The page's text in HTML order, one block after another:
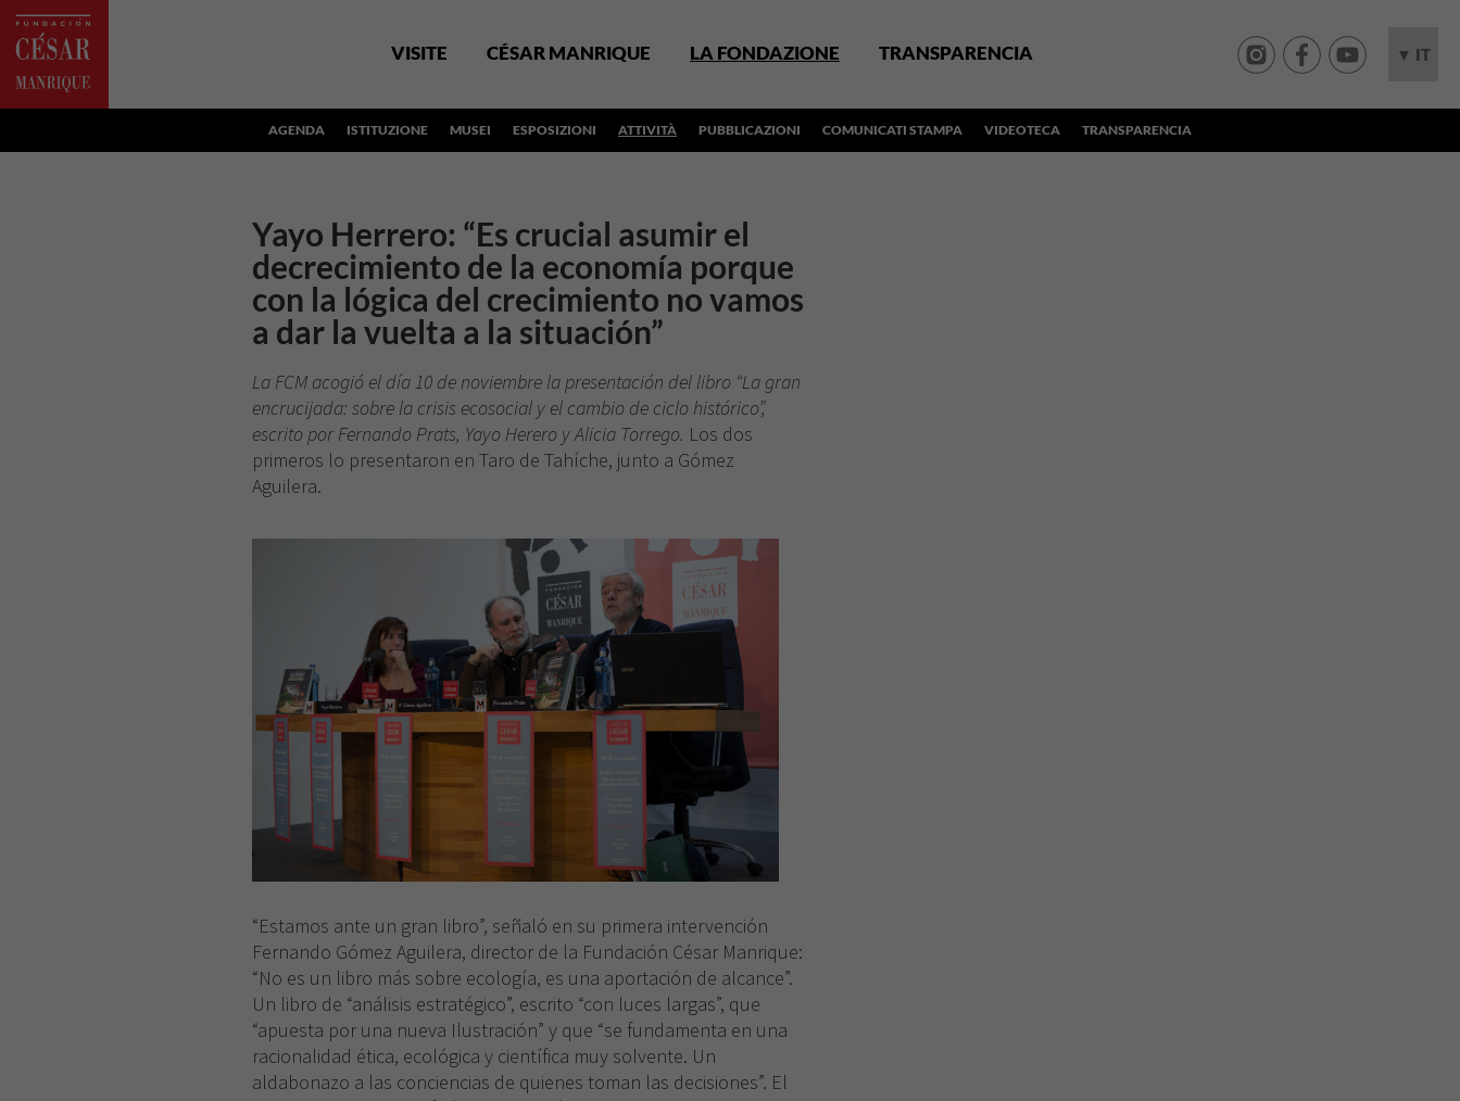
VISITE CÉSAR MANRIQUE LA FONDAZIONE TRANSPARENCIA ▼ IT
AGENDA ISTITUZIONE MUSEI ESPOSIZIONI ATTIVITÀ PUBBLICAZIONI COMUNICATI STAMPA VIDEOTECA TRANSPARENCIA
Yayo Herrero: “Es crucial asumir el
decrecimiento de la economía porque
con la lógica del crecimiento no vamos
a dar la vuelta a la situación”
La FCM acogió el día 10 de noviembre la presentación del libro “La gran
encrucijada: sobre la crisis ecosocial y el cambio de ciclo histórico”,
escrito por Fernando Prats, Yayo Herero y Alicia Torrego. Los dos
primeros lo presentaron en Taro de Tahíche, junto a Gómez
Aguilera.
“Estamos ante un gran libro”, señaló en su primera intervención
Fernando Gómez Aguilera, director de la Fundación César Manrique:
“No es un libro más sobre ecología, es una aportación de alcance”.
Un libro de “análisis estratégico”, escrito “con luces largas”, que
“apuesta por una nueva Ilustración” y que “se fundamenta en una
racionalidad ética, ecológica y científica muy solvente. Un
aldabonazo a las conciencias de quienes toman las decisiones”. El